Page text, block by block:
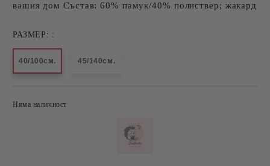
вашия дом Състав: 60% памук/40% полиствер; жакард
РАЗМЕР: :
40/100см. 45/140см.
Няма наличност